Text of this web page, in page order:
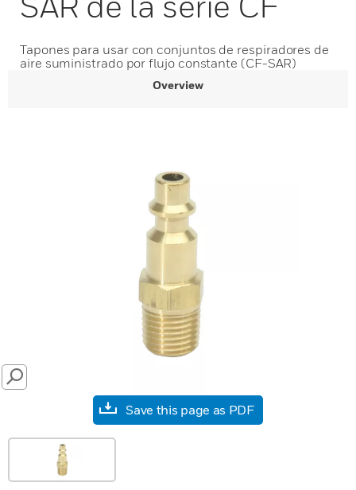
Tapones para usar con conjuntos de respiradores de
aire suministrado por flujo constante (CF-SAR)
Overview
SEARCH
Save this page as PDF